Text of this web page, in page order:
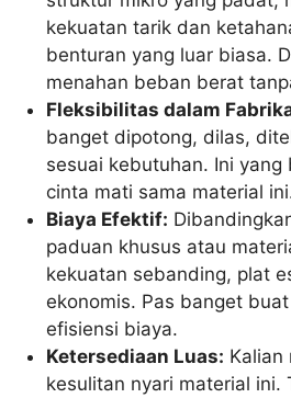
kekuatan tarik dan
benturan yang luar biasa.
menahan beban berat
Fleksibilitas dalam
banget dipotong, dilas,
sesuai kebutuhan. Ini
cinta mati sama material
Biaya Efektif:
paduan khusus atau
kekuatan sebanding, plat
ekonomis. Pas banget
efisiensi biaya.
Ketersediaan Luas: Kalian
kesulitan nyari material ini.